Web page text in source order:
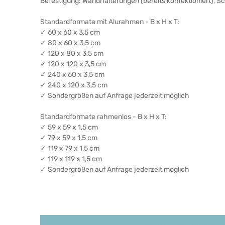
Standardformate mit Alurahmen - B x H x T:
✓ 60 x 60 x 3,5 cm
✓ 80 x 60 x 3,5 cm
✓ 120 x 80 x 3,5 cm
✓ 120 x 120 x 3,5 cm
✓ 240 x 60 x 3,5 cm
✓ 240 x 120 x 3,5 cm
✓ Sondergrößen auf Anfrage jederzeit möglich
Standardformate rahmenlos - B x H x T:
✓ 59 x 59 x 1,5 cm
✓ 79 x 59 x 1,5 cm
✓ 119 x 79 x 1,5 cm
✓ 119 x 119 x 1,5 cm
✓ Sondergrößen auf Anfrage jederzeit möglich